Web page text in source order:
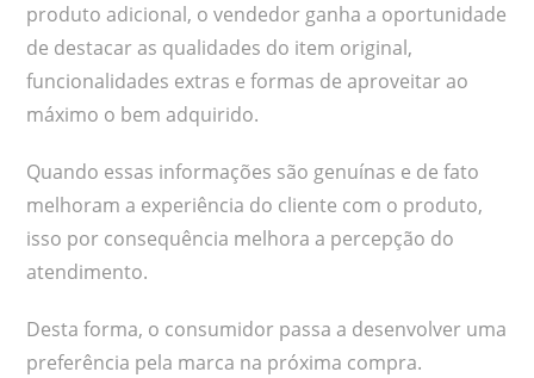
produto adicional, o vendedor ganha a oportunidade
de destacar as qualidades do item original,
funcionalidades extras e formas de aproveitar ao
máximo o bem adquirido.
Quando essas informações são genuínas e de fato
melhoram a experiência do cliente com o produto,
isso por consequência melhora a percepção do
atendimento.
Desta forma, o consumidor passa a desenvolver uma
preferência pela marca na próxima compra.